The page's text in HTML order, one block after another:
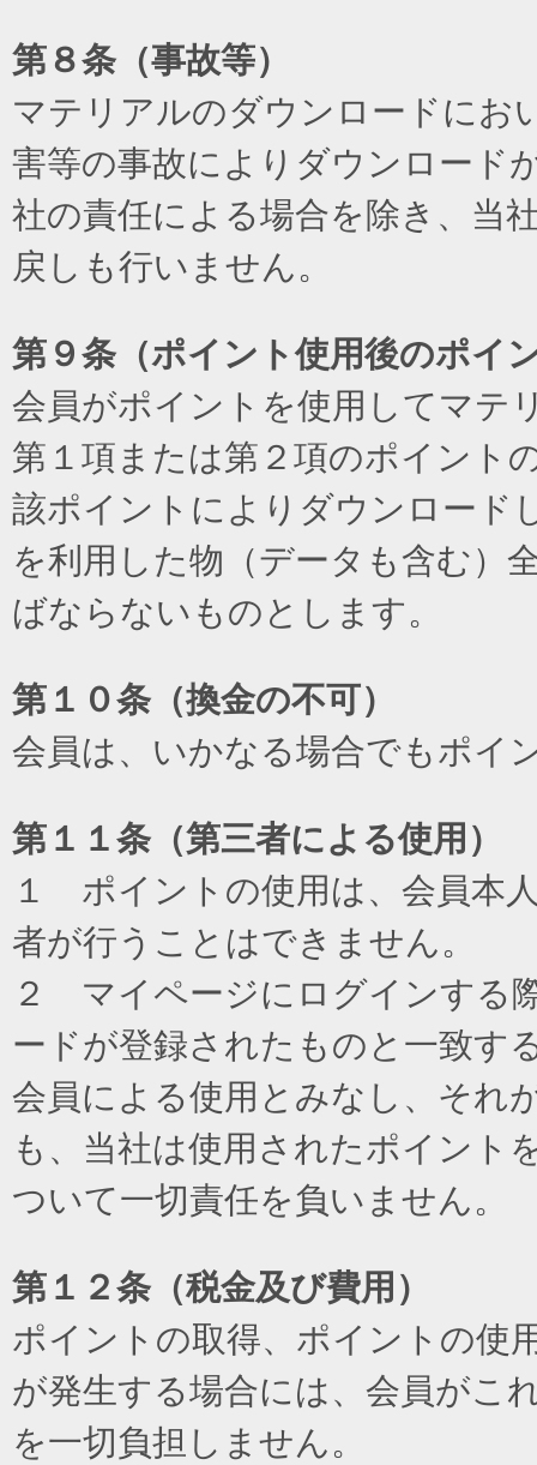
第８条（事故等）
マテリアルのダウンロードにお
害等の事故によりダウンロード
社の責任による場合を除き、当
戻しも行いません。
第９条（ポイント使用後のポイ
会員がポイントを使用してマテ
第１項または第２項のポイント
該ポイントによりダウンロード
を利用した物（データも含む）
ばならないものとします。
第１０条（換金の不可）
会員は、いかなる場合でもポイ
第１１条（第三者による使用）
１ ポイントの使用は、会員本
者が行うことはできません。
２ マイページにログインする
ードが登録されたものと一致す
会員による使用とみなし、それ
も、当社は使用されたポイント
ついて一切責任を負いません。
第１２条（税金及び費用）
ポイントの取得、ポイントの使
が発生する場合には、会員がこ
を一切負担しません。